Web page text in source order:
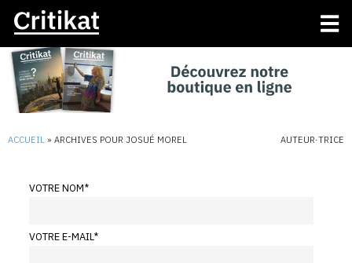
ACCUEIL » ARCHIVES POUR JOSUÉ MOREL AUTEUR·TRICE
VOTRE NOM*
VOTRE E-MAIL*